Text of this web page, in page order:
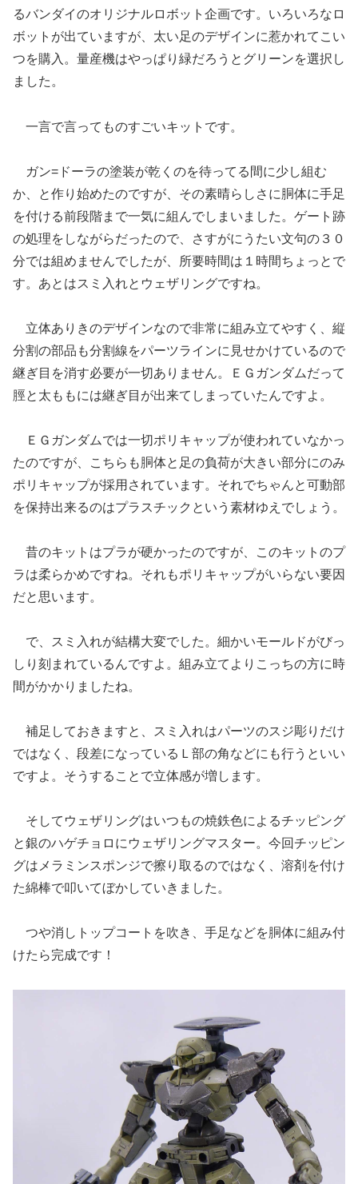
るバンダイのオリジナルロボット企画です。いろいろなロ
ボットが出ていますが、太い足のデザインに惹かれてこい
つを購入。量産機はやっぱり緑だろうとグリーンを選択し
ました。
一言で言ってものすごいキットです。
ガン=ドーラの塗装が乾くのを待ってる間に少し組む
か、と作り始めたのですが、その素晴らしさに胴体に手足
を付ける前段階まで一気に組んでしまいました。ゲート跡
の処理をしながらだったので、さすがにうたい文句の３０
分では組めませんでしたが、所要時間は１時間ちょっとで
す。あとはスミ入れとウェザリングですね。
立体ありきのデザインなので非常に組み立てやすく、縦
分割の部品も分割線をパーツラインに見せかけているので
継ぎ目を消す必要が一切ありません。ＥＧガンダムだって
脛と太ももには継ぎ目が出来てしまっていたんですよ。
ＥＧガンダムでは一切ポリキャップが使われていなかっ
たのですが、こちらも胴体と足の負荷が大きい部分にのみ
ポリキャップが採用されています。それでちゃんと可動部
を保持出来るのはプラスチックという素材ゆえでしょう。
昔のキットはプラが硬かったのですが、このキットのプ
ラは柔らかめですね。それもポリキャップがいらない要因
だと思います。
で、スミ入れが結構大変でした。細かいモールドがびっ
しり刻まれているんですよ。組み立てよりこっちの方に時
間がかかりましたね。
補足しておきますと、スミ入れはパーツのスジ彫りだけ
ではなく、段差になっているＬ部の角などにも行うといい
ですよ。そうすることで立体感が増します。
そしてウェザリングはいつもの焼鉄色によるチッピング
と銀のハゲチョロにウェザリングマスター。今回チッピン
グはメラミンスポンジで擦り取るのではなく、溶剤を付け
た綿棒で叩いてぼかしていきました。
つや消しトップコートを吹き、手足などを胴体に組み付
けたら完成です！